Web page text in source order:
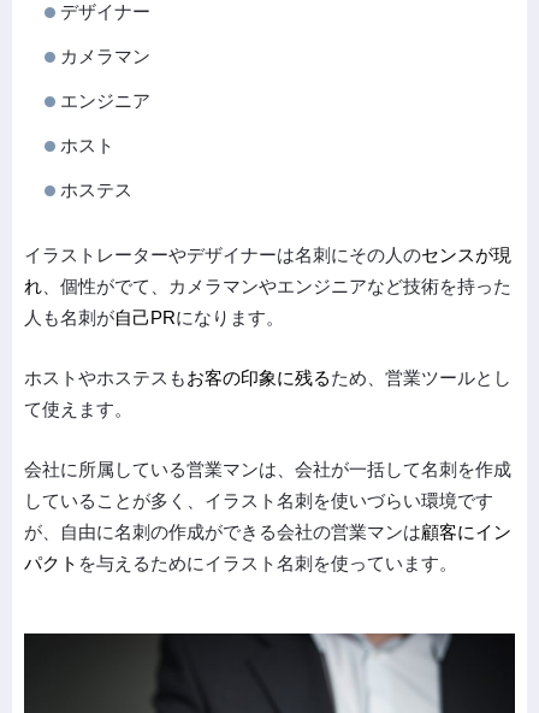
デザイナー
カメラマン
エンジニア
ホスト
ホステス
イラストレーターやデザイナーは名刺にその人のセンスが現
れ 、個性がでて、カメラマンやエンジニアなど技術を持った
人も名刺が自己PRになります。
ホストやホステスもお客の印象に残るため、営業ツールとし
て使えます。
会社に所属している営業マンは、会社が一括して名刺を作成
していることが多く、イラスト名刺を使いづらい環境です
が、自由に名刺の作成ができる会社の営業マンは顧客にイン
パクト を与えるためにイラスト名刺を使っています。